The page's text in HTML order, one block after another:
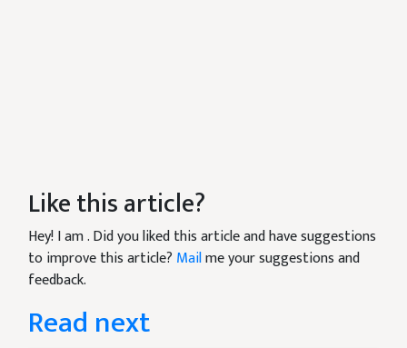
Like this article?
Hey! I am. Did you liked this article and have suggestions
to improve this article? Mailme your suggestions and
feedback.
Read next